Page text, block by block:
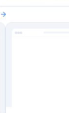
URL-Verkürzung,
Generierung,
und Datei-Hosting-